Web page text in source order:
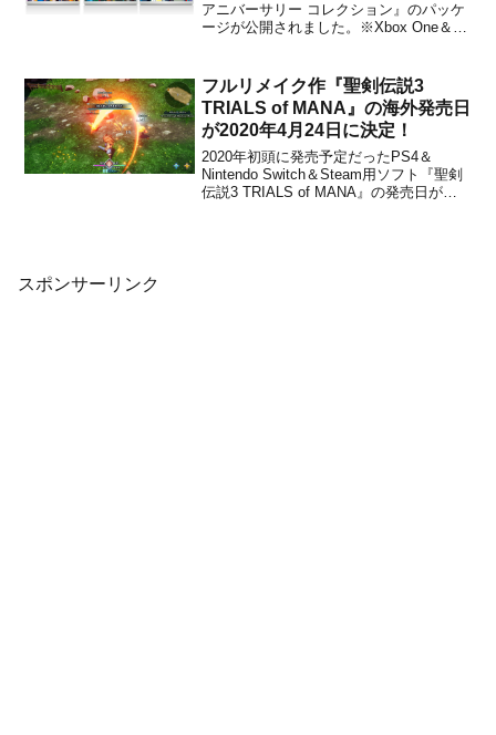
アニバーサリー コレクション』のパッケ
ージが公開されました。※Xbox One＆
バーサリー コレクション1」、X5～8が収
録された「ロックマンX...
フルリメイク作『聖剣伝説3
TRIALS of MANA』の海外発売日
が2020年4月24日に決定！
2020年初頭に発売予定だったPS4＆
Nintendo Switch＆Steam用ソフト『聖剣
伝説3 TRIALS of MANA』の発売日が、
スポンサーリンク